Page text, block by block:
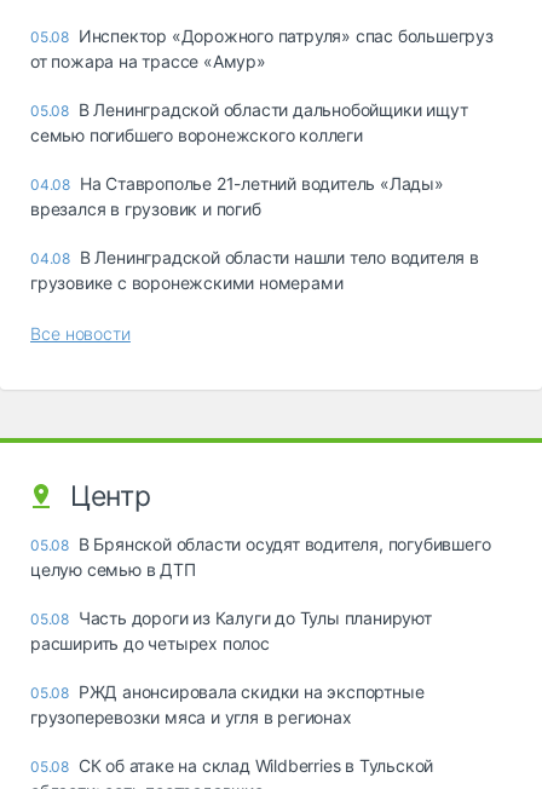
05.08 Инспектор «Дорожного патруля» спас большегруз
от пожара на трассе «Амур»
05.08 В Ленинградской области дальнобойщики ищут
семью погибшего воронежского коллеги
04.08 На Ставрополье 21-летний водитель «Лады»
врезался в грузовик и погиб
04.08 В Ленинградской области нашли тело водителя в
грузовике с воронежскими номерами
Все новости
Центр
05.08 В Брянской области осудят водителя, погубившего
целую семью в ДТП
05.08 Часть дороги из Калуги до Тулы планируют
расширить до четырех полос
05.08 РЖД анонсировала скидки на экспортные
грузоперевозки мяса и угля в регионах
05.08 СК об атаке на склад Wildberries в Тульской